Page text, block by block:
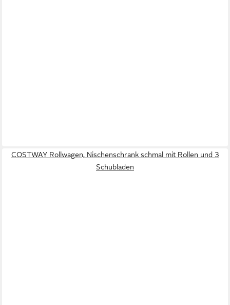
COSTWAY Rollwagen, Nischenschrank schmal mit Rollen und 3
Schubladen